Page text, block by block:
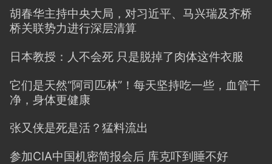
胡春华主持中央大局，对习近平、马兴瑞及齐桥
桥关联势力进行深层清算
日本教授：人不会死 只是脱掉了肉体这件衣服
它们是天然“阿司匹林”！每天坚持吃一些，血管干
净，身体更健康
张又侠是死是活？猛料流出
参加CIA中国机密简报会后 库克吓到睡不好